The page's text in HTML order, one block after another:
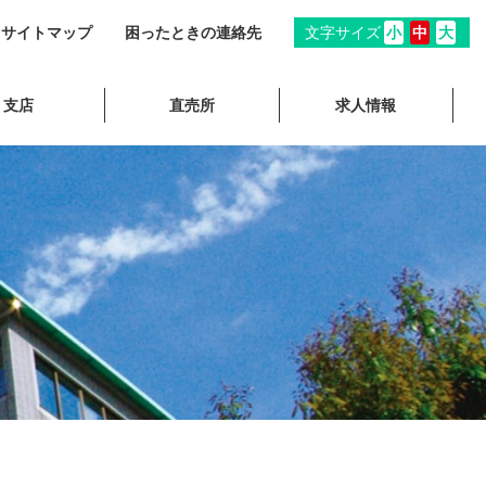
サイトマップ 困ったときの連絡先 文字サイズ 小 中 大
支店 直売所 求人情報